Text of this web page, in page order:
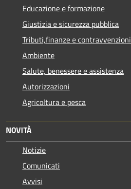
Educazione e formazione
Giustizia e sicurezza pubblica
Tributi,finanze e contravvenzioni
Ambiente
Salute, benessere e assistenza
Autorizzazioni
Agricoltura e pesca
NOVITÀ
Notizie
Comunicati
Avvisi